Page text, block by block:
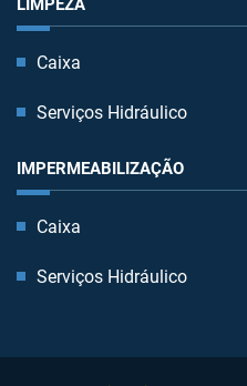
LIMPEZA
Caixa
Serviços Hidráulico
IMPERMEABILIZAÇÃO
Caixa
Serviços Hidráulico